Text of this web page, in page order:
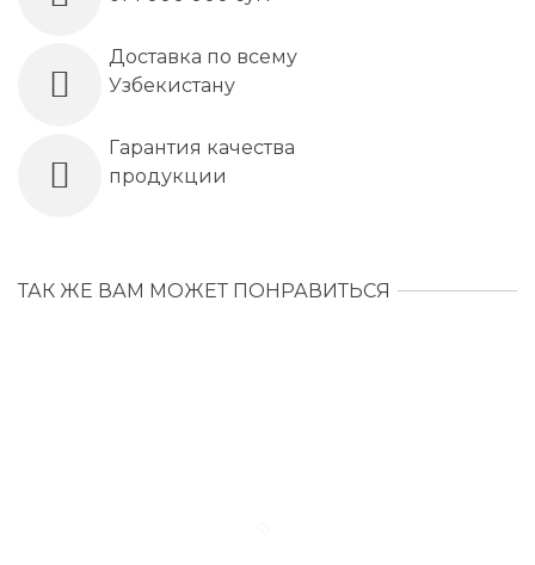
Доставка по всему
Узбекистану
Гарантия качества
продукции
ТАК ЖЕ ВАМ МОЖЕТ ПОНРАВИТЬСЯ